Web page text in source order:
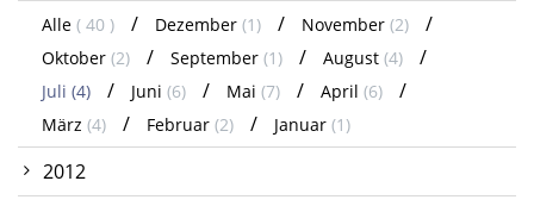
Alle ( 40 ) Dezember (1) November (2)
Oktober (2) September (1) August (4)
Juli (4) Juni (6) Mai (7) April (6)
März (4) Februar (2) Januar (1)
2012